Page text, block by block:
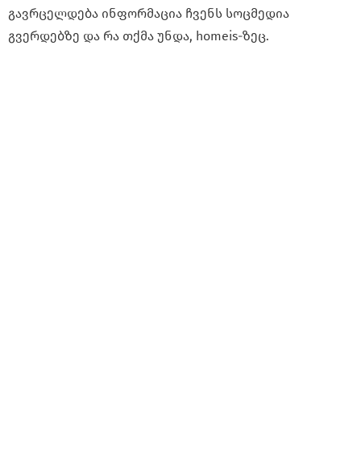
გავრცელდება ინფორმაცია ჩვენს სოცმედია
გვერდებზე და რა თქმა უნდა, homeis-ზეც.